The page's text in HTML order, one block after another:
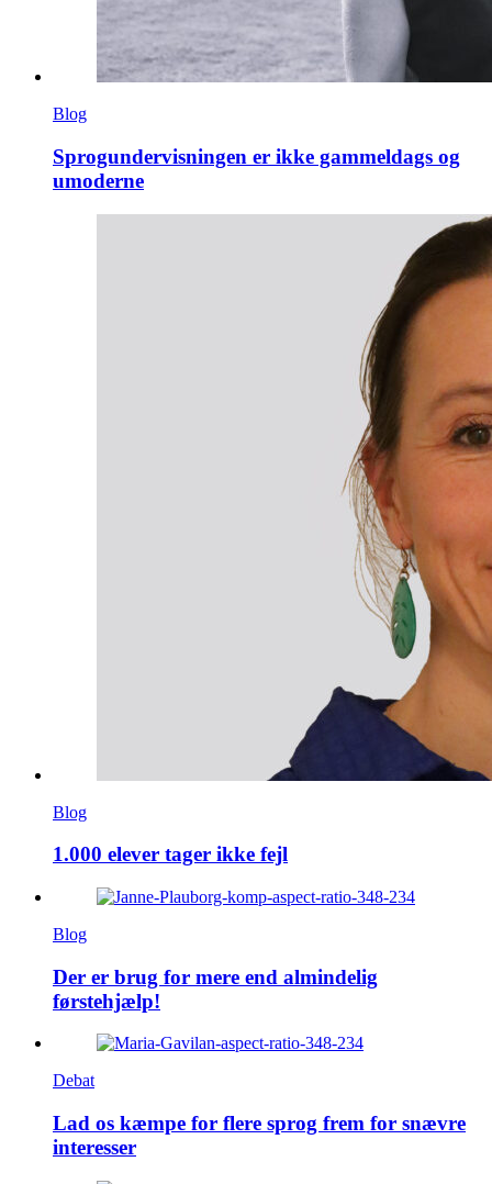
Blog
Sprogundervisningen er ikke gammeldags og
umoderne
Blog
1.000 elever tager ikke fejl
Blog
Der er brug for mere end almindelig
førstehjælp!
Debat
Lad os kæmpe for flere sprog frem for snævre
interesser